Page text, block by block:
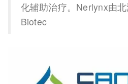
化辅助治疗。Nerlynx由
Biotec